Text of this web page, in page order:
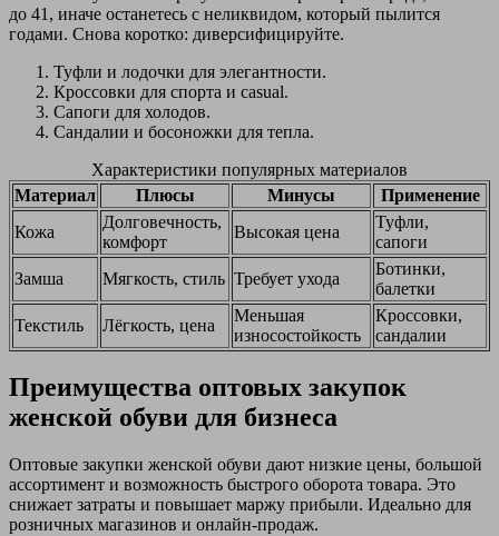
до 41, иначе останетесь с неликвидом, который пылится
годами. Снова коротко: диверсифицируйте.
Туфли и лодочки для элегантности.
Кроссовки для спорта и casual.
Сапоги для холодов.
Сандалии и босоножки для тепла.
Характеристики популярных материалов
Материал
Плюсы Минусы
Применение
Кожа
Долговечность,
комфорт
Высокая цена
Туфли,
сапоги
Замша
Мягкость, стиль Требует ухода
Ботинки,
балетки
Текстиль
Лёгкость, цена
Меньшая
износостойкость
Кроссовки,
сандалии
Преимущества оптовых закупок
женской обуви для бизнеса
Оптовые закупки женской обуви дают низкие цены, большой
ассортимент и возможность быстрого оборота товара. Это
снижает затраты и повышает маржу прибыли. Идеально для
розничных магазинов и онлайн-продаж.